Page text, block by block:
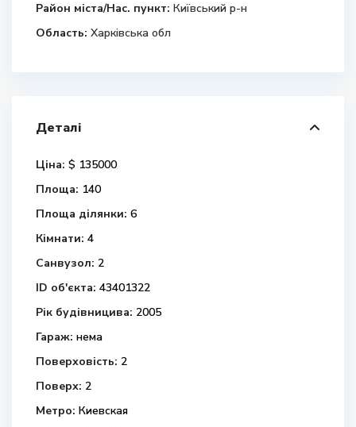
Район міста/Нас. пункт: Київський р-н
Область: Харківська обл
Деталі
Ціна: $ 135000
Площа: 140
Площа ділянки: 6
Кімнати: 4
Санвузол: 2
ID об'єкта: 43401322
Рік будівницива: 2005
Гараж: нема
Поверховість: 2
Поверх: 2
Метро: Киевская